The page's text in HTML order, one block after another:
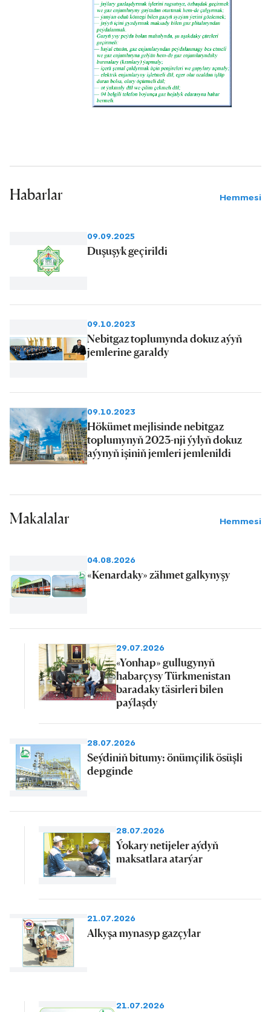
Habarlar Hemmesi
09.09.2025
Duşuşyk geçirildi
09.10.2023
Nebitgaz toplumynda dokuz aýyň
jemlerine garaldy
09.10.2023
Hökümet mejlisinde nebitgaz
toplumynyň 2023-nji ýylyň dokuz
aýynyň işiniň jemleri jemlenildi
Makalalar Hemmesi
04.08.2026
«Kenardaky» zähmet galkynyşy
29.07.2026
«Yonhap» gullugynyň
habarçysy Türkmenistan
baradaky täsirleri bilen
paýlaşdy
28.07.2026
Seýdiniň bitumy: önümçilik ösüşli
depginde
28.07.2026
Ýokary netijeler aýdyň
maksatlara atarýar
21.07.2026
Alkyşa mynasyp gazçylar
21.07.2026